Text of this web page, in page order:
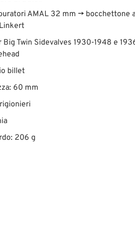
AMAL 32 mm → bocchettone
Big Twin Sidevalves 1930-1948 e
billet
60 mm
206 g